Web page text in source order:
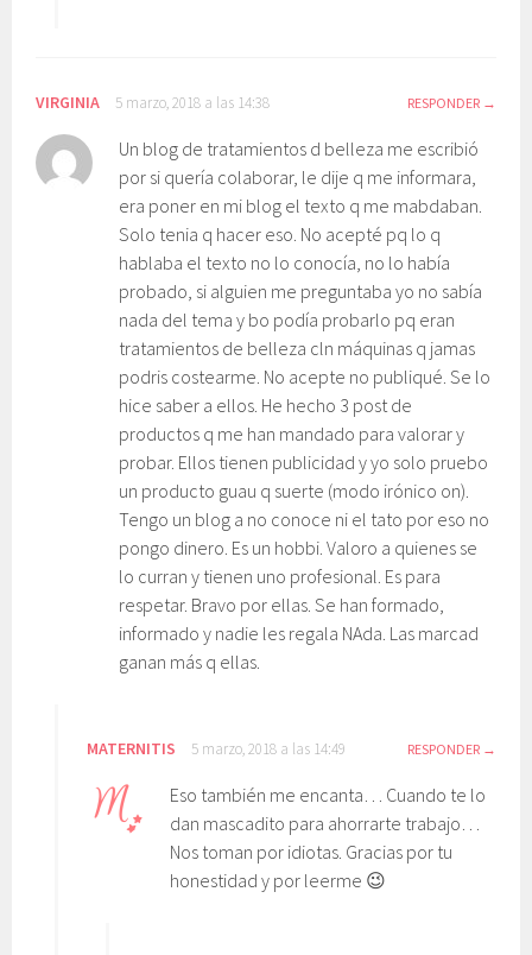
VIRGINIA 5 marzo, 2018 a las 14:38 RESPONDER
Un blog de tratamientos d belleza me escribió
por si quería colaborar, le dije q me informara,
era poner en mi blog el texto q me mabdaban.
Solo tenia q hacer eso. No acepté pq lo q
hablaba el texto no lo conocía, no lo había
probado, si alguien me preguntaba yo no sabía
nada del tema y bo podía probarlo pq eran
tratamientos de belleza cln máquinas q jamas
podris costearme. No acepte no publiqué. Se lo
hice saber a ellos. He hecho 3 post de
productos q me han mandado para valorar y
probar. Ellos tienen publicidad y yo solo pruebo
un producto guau q suerte (modo irónico on).
Tengo un blog a no conoce ni el tato por eso no
pongo dinero. Es un hobbi. Valoro a quienes se
lo curran y tienen uno profesional. Es para
respetar. Bravo por ellas. Se han formado,
informado y nadie les regala NAda. Las marcad
ganan más q ellas.
MATERNITIS 5 marzo, 2018 a las 14:49 RESPONDER
Eso también me encanta… Cuando te lo
dan mascadito para ahorrarte trabajo…
Nos toman por idiotas. Gracias por tu
honestidad y por leerme 😉